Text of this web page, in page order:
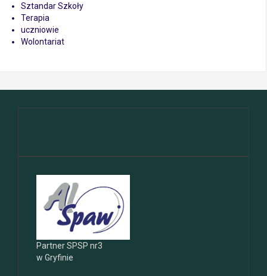
Sztandar Szkoły
Terapia
uczniowie
Wolontariat
Partner SPSP nr3
w Gryfinie